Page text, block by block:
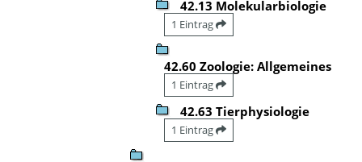
42.13 Molekularbiologie
1 Eintrag
42.60 Zoologie: Allgemeines
1 Eintrag
42.63 Tierphysiologie
1 Eintrag